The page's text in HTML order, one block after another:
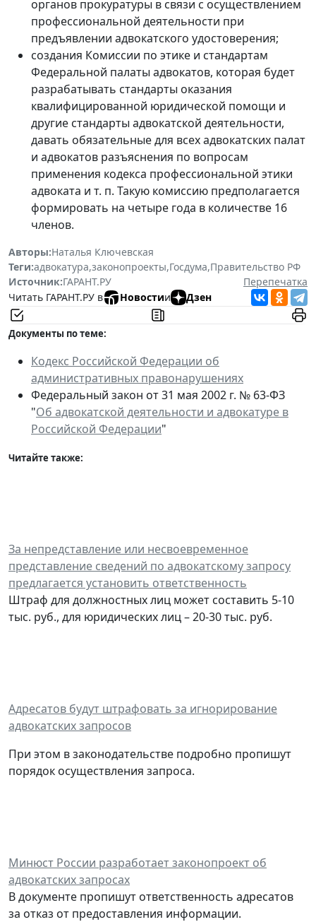
органов прокуратуры в связи с осуществлением
профессиональной деятельности при
предъявлении адвокатского удостоверения;
создания Комиссии по этике и стандартам
Федеральной палаты адвокатов, которая будет
разрабатывать стандарты оказания
квалифицированной юридической помощи и
другие стандарты адвокатской деятельности,
давать обязательные для всех адвокатских палат
и адвокатов разъяснения по вопросам
применения кодекса профессиональной этики
адвоката и т. п. Такую комиссию предполагается
формировать на четыре года в количестве 16
членов.
Авторы:Наталья Ключевская
Теги:адвокатура,законопроекты,Госдума,Правительство РФ
Источник:ГАРАНТ.РУ
Перепечатка
Читать ГАРАНТ.РУ в
Новостии Дзен
Документы по теме:
Кодекс Российской Федерации об
административных правонарушениях
Федеральный закон от 31 мая 2002 г. № 63-ФЗ
"Об адвокатской деятельности и адвокатуре в
Российской Федерации"
Читайте также:
За непредставление или несвоевременное
представление сведений по адвокатскому запросу
предлагается установить ответственность
Штраф для должностных лиц может составить 5-10
тыс. руб., для юридических лиц – 20-30 тыс. руб.
Адресатов будут штрафовать за игнорирование
адвокатских запросов
При этом в законодательстве подробно пропишут
порядок осуществления запроса.
Минюст России разработает законопроект об
адвокатских запросах
В документе пропишут ответственность адресатов
за отказ от предоставления информации.